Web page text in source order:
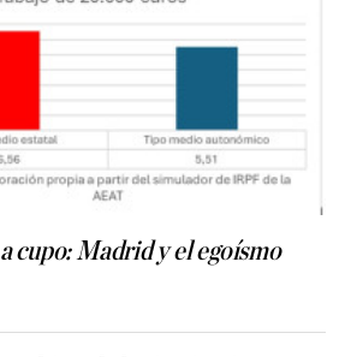
cupo: Madrid y el egoísmo